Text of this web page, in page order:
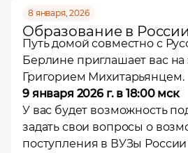
8 января, 2026
Образование в России
Путь домой совместно с
Берлине приглашает вас
Григорием Михитарьянцем.
9 января 2026 г. в 18:00 мск
У вас будет возможность
задать свои вопросы о
поступления в ВУЗы России